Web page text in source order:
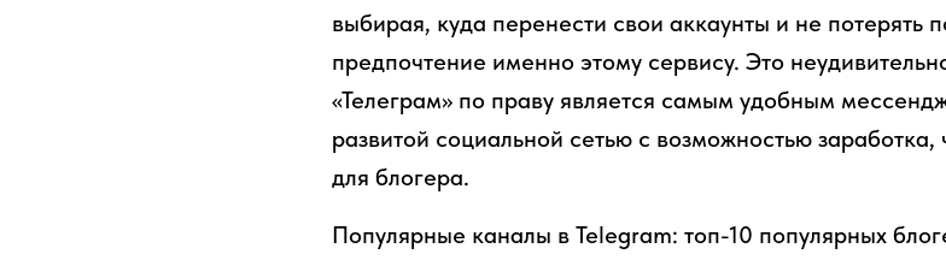
выбирая, куда перенести свои аккаунты и не потерять
предпочтение именно этому сервису. Это
«Телеграм» по праву является самым удобным
развитой социальной сетью с возможностью
для блогера.
Популярные каналы в Telegram: топ-10 популярных